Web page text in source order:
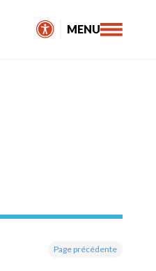
MENU
Page précédente